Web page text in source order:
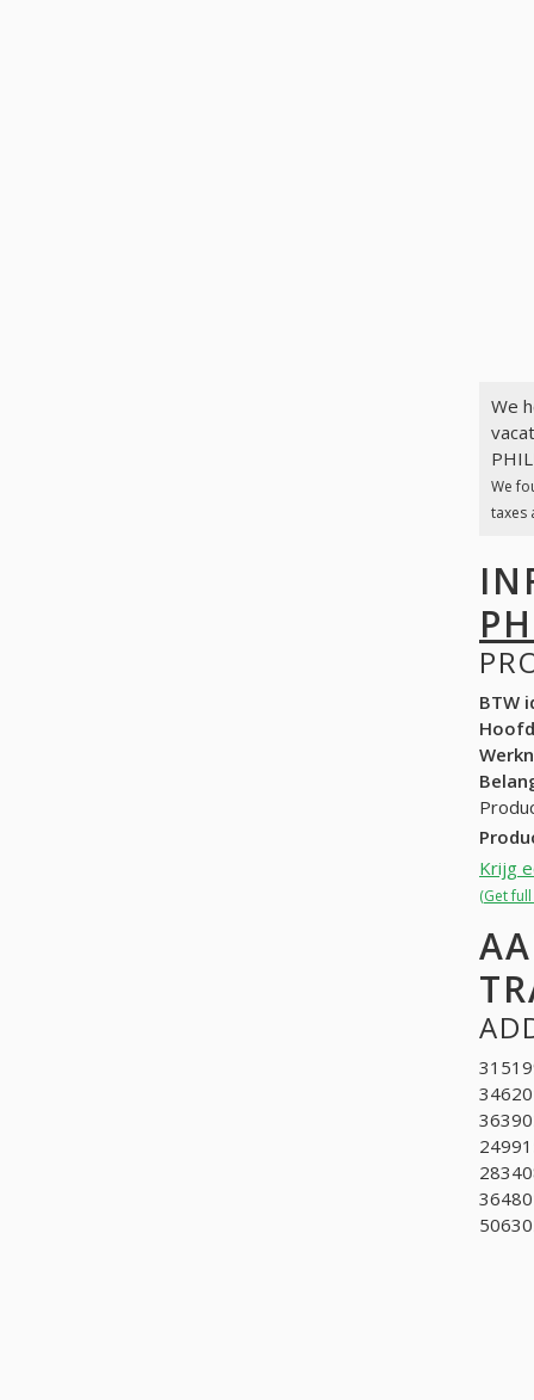
We
We
taxes
BTW
Krijg
(Get